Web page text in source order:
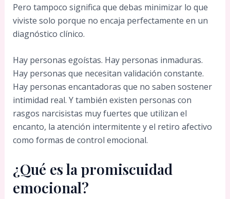
Pero tampoco significa que debas minimizar lo que
viviste solo porque no encaja perfectamente en un
diagnóstico clínico.
Hay personas egoístas. Hay personas inmaduras.
Hay personas que necesitan validación constante.
Hay personas encantadoras que no saben sostener
intimidad real. Y también existen personas con
rasgos narcisistas muy fuertes que utilizan el
encanto, la atención intermitente y el retiro afectivo
como formas de control emocional.
¿Qué es la promiscuidad
emocional?